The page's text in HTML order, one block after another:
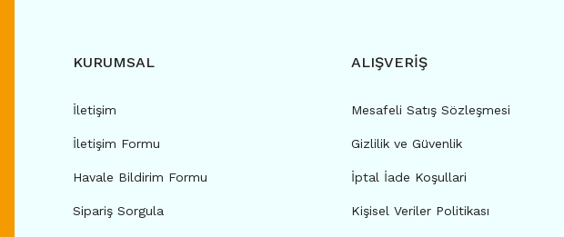
KURUMSAL
İletişim
İletişim Formu
Havale Bildirim Formu
Sipariş Sorgula
ALIŞVERİŞ
Mesafeli Satış Sözleşmesi
Gizlilik ve Güvenlik
İptal İade Koşullari
Kişisel Veriler Politikası